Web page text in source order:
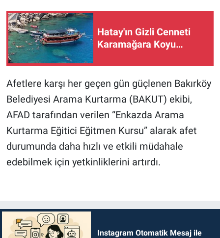
Hatay'ın Gizli Cenneti
Karamağara Koyu…
Afetlere karşı her geçen gün güçlenen Bakırköy
Belediyesi Arama Kurtarma (BAKUT) ekibi,
AFAD tarafından verilen “Enkazda Arama
Kurtarma Eğitici Eğitmen Kursu” alarak afet
durumunda daha hızlı ve etkili müdahale
edebilmek için yetkinliklerini artırdı.
Instagram Otomatik Mesaj ile